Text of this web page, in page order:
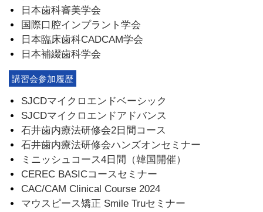
日本歯科審美学会
国際口腔インプラント学会
日本臨床歯科CADCAM学会
日本補綴歯科学会
講習会参加履歴
SJCDマイクロエンドベーシック
SJCDマイクロエンドアドバンス
石井歯内療法研修会2日間コース
石井歯内療法研修会ハンズオンセミナー
ミニッシュコース4日間（韓国開催）
CEREC BASICコースセミナー
CAC/CAM Clinical Course 2024
マウスピース矯正 Smile Truセミナー